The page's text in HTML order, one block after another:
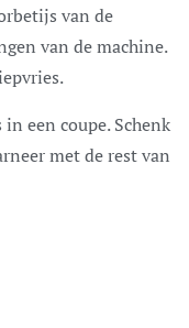
van de
van de machine.
een coupe. Schenk
met de rest van